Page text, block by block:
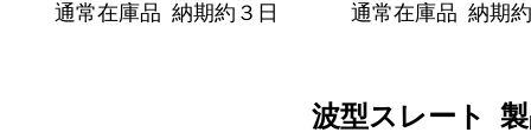
通常在庫品 納期約３日
通常在庫品 納期
波型スレート